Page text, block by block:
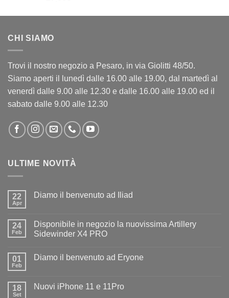
CHI SIAMO
Trovi il nostro negozio a Pesaro, in via Giolitti 48/50.
Siamo aperti il lunedì dalle 16.00 alle 19.00, dal martedì al
venerdì dalle 9.00 alle 12.30 e dalle 16.00 alle 19.00 ed il
sabato dalle 9.00 alle 12.30
ULTIME NOVITÀ
22
Apr
Diamo il benvenuto ad Iliad
Diamo
il
benvenuto
24
Feb
Disponibile in negozio la nuovissima Artillery
Sidewinder X4 PRO
su
la
nuovissima
01
Feb
Diamo il benvenuto ad Eryone
Diamo
18
Set
Nuovi iPhone 11 e 11Pro